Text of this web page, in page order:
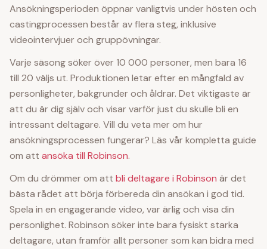
Ansökningsperioden öppnar vanligtvis under hösten och
castingprocessen består av flera steg, inklusive
videointervjuer och gruppövningar.
Varje säsong söker över 10 000 personer, men bara 16
till 20 väljs ut. Produktionen letar efter en mångfald av
personligheter, bakgrunder och åldrar. Det viktigaste är
att du är dig själv och visar varför just du skulle bli en
intressant deltagare. Vill du veta mer om hur
ansökningsprocessen fungerar? Läs vår kompletta guide
om att ansöka till Robinson.
Om du drömmer om att bli deltagare i Robinson är det
bästa rådet att börja förbereda din ansökan i god tid.
Spela in en engagerande video, var ärlig och visa din
personlighet. Robinson söker inte bara fysiskt starka
deltagare, utan framför allt personer som kan bidra med